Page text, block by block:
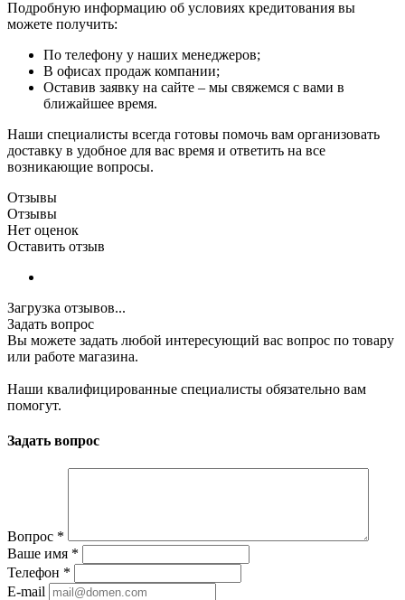
Подробную информацию об условиях кредитования вы
можете получить:
По телефону у наших менеджеров;
В офисах продаж компании;
Оставив заявку на сайте – мы свяжемся с вами в
ближайшее время.
Наши специалисты всегда готовы помочь вам организовать
доставку в удобное для вас время и ответить на все
возникающие вопросы.
Отзывы
Отзывы
Нет оценок
Оставить отзыв
Загрузка отзывов...
Задать вопрос
Вы можете задать любой интересующий вас вопрос по товару
или работе магазина.
Наши квалифицированные специалисты обязательно вам
помогут.
Задать вопрос
Вопрос *
Ваше имя *
Телефон *
E-mail